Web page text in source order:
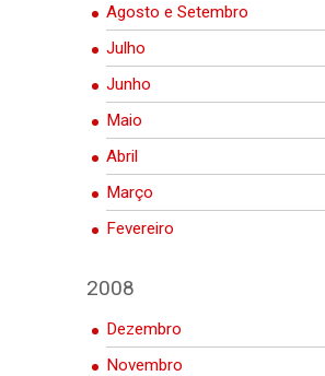
Agosto e Setembro
Julho
Junho
Maio
Abril
Março
Fevereiro
2008
Dezembro
Novembro